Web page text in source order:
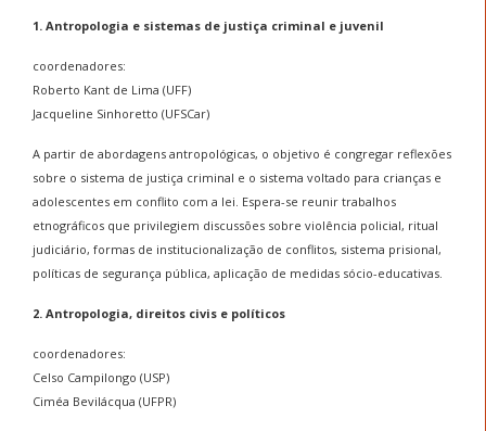
1. Antropologia e sistemas de justiça criminal e juvenil
coordenadores:
Roberto Kant de Lima (UFF)
Jacqueline Sinhoretto (UFSCar)
A partir de abordagens antropológicas, o objetivo é congregar reflexões
sobre o sistema de justiça criminal e o sistema voltado para crianças e
adolescentes em conflito com a lei. Espera-se reunir trabalhos
etnográficos que privilegiem discussões sobre violência policial, ritual
judiciário, formas de institucionalização de conflitos, sistema prisional,
políticas de segurança pública, aplicação de medidas sócio-educativas.
2. Antropologia, direitos civis e políticos
coordenadores:
Celso Campilongo (USP)
Ciméa Bevilácqua (UFPR)